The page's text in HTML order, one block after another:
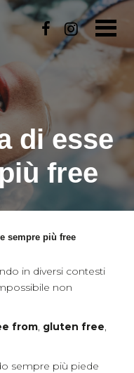
di esse
free
sempre più free
in diversi contesti
non
from, gluten free,
sempre più piede